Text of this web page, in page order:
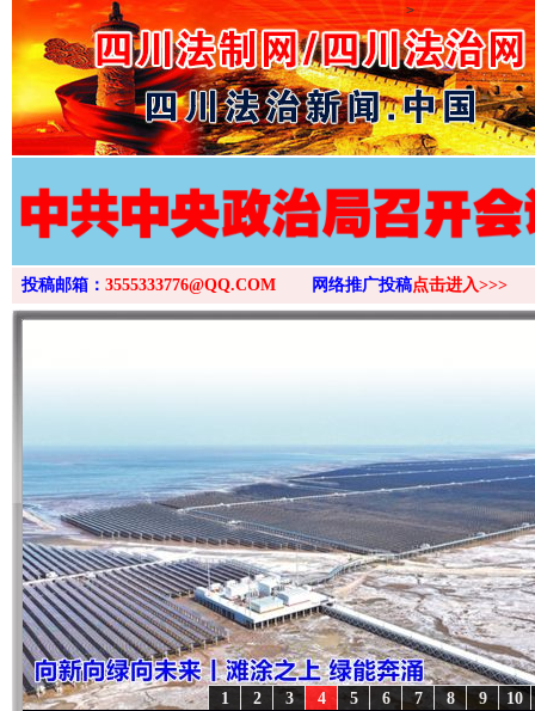
>
投稿邮箱： 3555333776@QQ.COM 网络推广投稿点击进入>>>
10
9
8
7
6
5
4
3
2
1